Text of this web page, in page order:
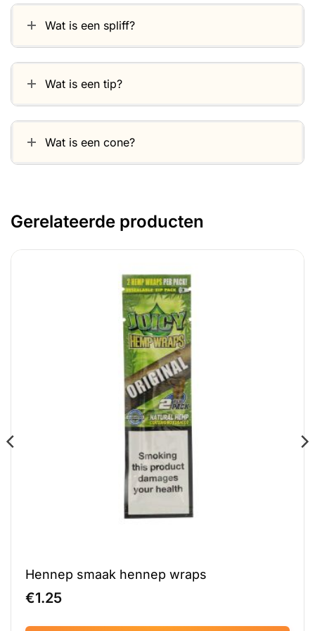
Wat is een spliff?
Wat is een tip?
Wat is een cone?
Gerelateerde producten
Hennep smaak hennep wraps
€1.25